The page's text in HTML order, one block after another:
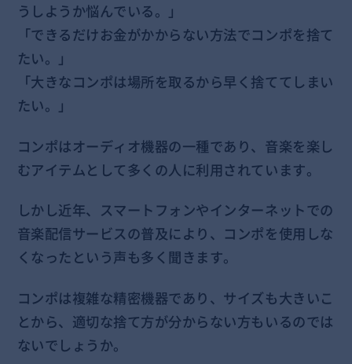
うしようか悩んでいる。」
「できるだけお金がかからない方法でコンポを捨て
たい。」
「大きなコンポは場所を取るから早く捨ててしまい
たい。」
コンポはオーディオ機器の一種であり、音楽を楽し
むアイテムとして多くの人に利用されています。
しかし近年、スマートフォンやインターネットでの
音楽配信サービスの普及により、コンポを使用しな
くなったという声も多く聞きます。
コンポは複雑な精密機器であり、サイズも大きいこ
とから、適切な捨て方が分からない方もいるのでは
ないでしょうか。